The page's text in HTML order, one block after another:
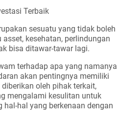
Terbaik
sesuatu yang tidak boleh
kesehatan, perlindungan
bisa ditawar-tawar lagi.
terhadap apa yang namanya
akan pentingnya memiliki
oleh pihak terkait,
mengalami kesulitan untuk
hal yang berkenaan dengan